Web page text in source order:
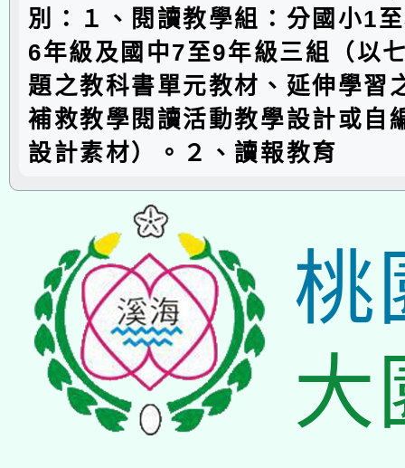
別：１、閱讀教學組：分國小1
6年級及國中7至9年級三組（以
題之教科書單元教材、延伸學習
補救教學閱讀活動教學設計或自
設計素材）。２、讀報教育
桃
大